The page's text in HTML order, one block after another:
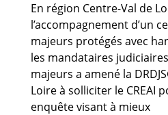
En région Centre-Val de
l’accompagnement d’un
majeurs protégés avec
les mandataires
majeurs a amené la
Loire à solliciter le CREAI
enquête visant à mieux